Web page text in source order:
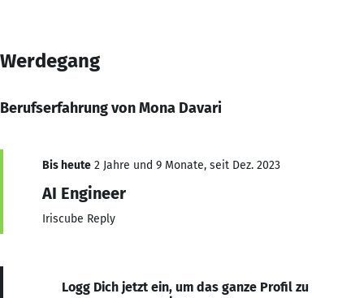
Werdegang
Berufserfahrung von Mona Davari
Bis heute 2 Jahre und 9 Monate, seit Dez. 2023
AI Engineer
Iriscube Reply
Logg Dich jetzt ein, um das ganze Profil zu